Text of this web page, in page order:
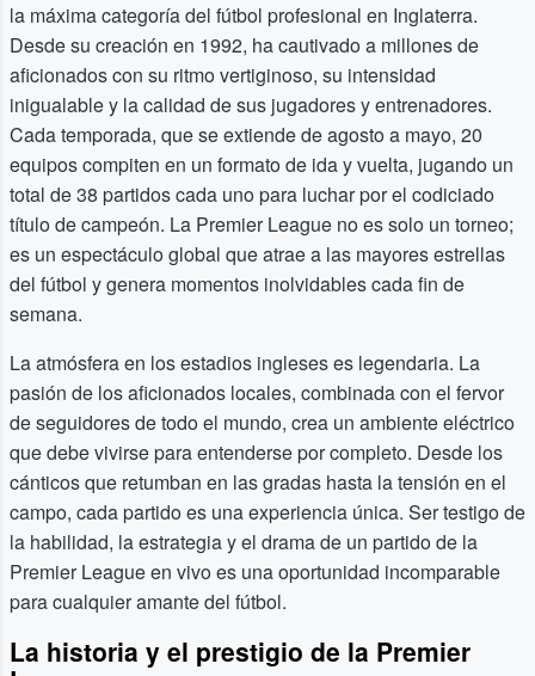
la máxima categoría del fútbol profesional en Inglaterra.
Desde su creación en 1992, ha cautivado a millones de
aficionados con su ritmo vertiginoso, su intensidad
inigualable y la calidad de sus jugadores y entrenadores.
Cada temporada, que se extiende de agosto a mayo, 20
equipos compiten en un formato de ida y vuelta, jugando un
total de 38 partidos cada uno para luchar por el codiciado
título de campeón. La Premier League no es solo un torneo;
es un espectáculo global que atrae a las mayores estrellas
del fútbol y genera momentos inolvidables cada fin de
semana.
La atmósfera en los estadios ingleses es legendaria. La
pasión de los aficionados locales, combinada con el fervor
de seguidores de todo el mundo, crea un ambiente eléctrico
que debe vivirse para entenderse por completo. Desde los
cánticos que retumban en las gradas hasta la tensión en el
campo, cada partido es una experiencia única. Ser testigo de
la habilidad, la estrategia y el drama de un partido de la
Premier League en vivo es una oportunidad incomparable
para cualquier amante del fútbol.
La historia y el prestigio de la Premier